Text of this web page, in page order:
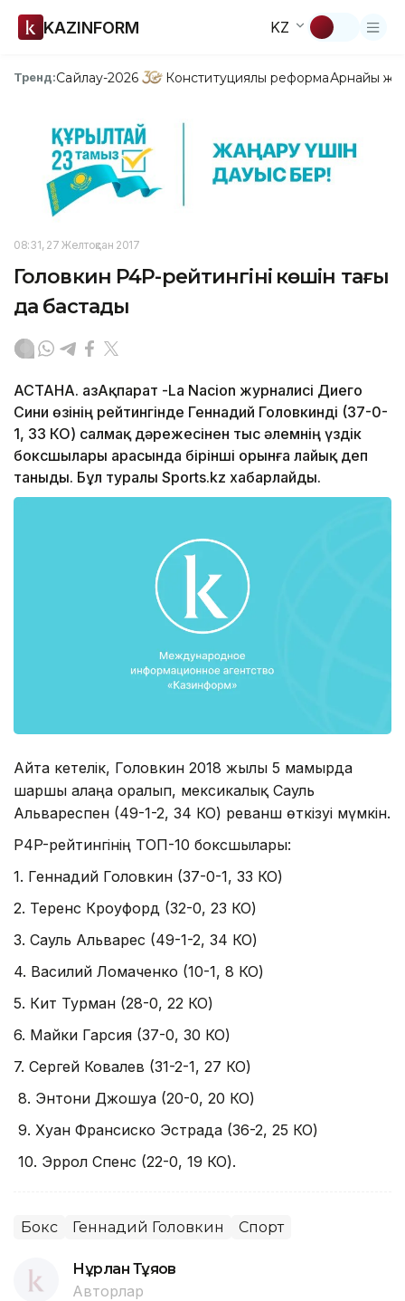
KAZINFORM KZ
Тренд:Сайлау-2026 Конституциялық реформаАрнайы
08:31, 27 Желтоқсан 2017
Головкин P4P-рейтингінің көшін тағы
да бастады
АСТАНА. ҚазАқпарат -La Nacion журналисі Диего
Сини өзінің рейтингінде Геннадий Головкинді (37-0-
1, 33 КО) салмақ дәрежесінен тыс әлемнің үздік
боксшылары арасында бірінші орынға лайық деп
таныды. Бұл туралы Sports.kz хабарлайды.
Айта кетелік, Головкин 2018 жылғы 5 мамырда
шаршы алаңға оралып, мексикалық Сауль
Альвареспен (49-1-2, 34 КО) реванш өткізуі мүмкін.
P4P-рейтингінің ТОП-10 боксшылары:
1. Геннадий Головкин (37-0-1, 33 КО)
2. Теренс Кроуфорд (32-0, 23 КО)
3. Сауль Альварес (49-1-2, 34 КО)
4. Василий Ломаченко (10-1, 8 КО)
5. Кит Турман (28-0, 22 КО)
6. Майки Гарсия (37-0, 30 КО)
7. Сергей Ковалев (31-2-1, 27 КО)
8. Энтони Джошуа (20-0, 20 КО)
9. Хуан Франсиско Эстрада (36-2, 25 КО)
10. Эррол Спенс (22-0, 19 КО).
Бокс Геннадий Головкин Спорт
Нұрлан Тұяқов
Авторлар